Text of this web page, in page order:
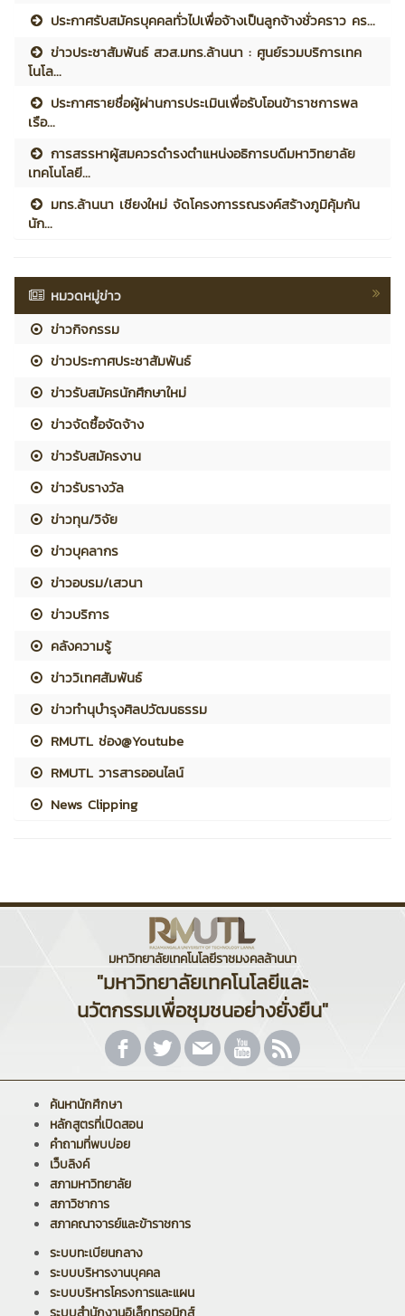
ประกาศรับสมัครบุคคลทั่วไปเพื่อจ้างเป็นลูกจ้างชั่วคราว คร...
ข่าวประชาสัมพันธ์ สวส.มทร.ล้านนา : ศูนย์รวมบริการเทค
โนโล...
ประกาศรายชื่อผู้ผ่านการประเมินเพื่อรับโอนข้าราชการพล
เรือ...
การสรรหาผู้สมควรดำรงตำแหน่งอธิการบดีมหาวิทยาลัย
เทคโนโลยี...
มทร.ล้านนา เชียงใหม่ จัดโครงการรณรงค์สร้างภูมิคุ้มกัน
นัก...
หมวดหมู่ข่าว
ข่าวกิจกรรม
ข่าวประกาศประชาสัมพันธ์
ข่าวรับสมัครนักศึกษาใหม่
ข่าวจัดซื้อจัดจ้าง
ข่าวรับสมัครงาน
ข่าวรับรางวัล
ข่าวทุน/วิจัย
ข่าวบุคลากร
ข่าวอบรม/เสวนา
ข่าวบริการ
คลังความรู้
ข่าววิเทศสัมพันธ์
ข่าวทำนุบำรุงศิลปวัฒนธรรม
RMUTL ช่อง@Youtube
RMUTL วารสารออนไลน์
News Clipping
มหาวิทยาลัยเทคโนโลยีราชมงคลล้านนา
"มหาวิทยาลัยเทคโนโลยีและ
นวัตกรรมเพื่อชุมชนอย่างยั่งยืน"
ค้นหานักศึกษา
หลักสูตรที่เปิดสอน
คำถามที่พบบ่อย
เว็บลิงค์
สภามหาวิทยาลัย
สภาวิชาการ
สภาคณาจารย์และข้าราชการ
ระบบทะเบียนกลาง
ระบบบริหารงานบุคคล
ระบบบริหารโครงการและแผน